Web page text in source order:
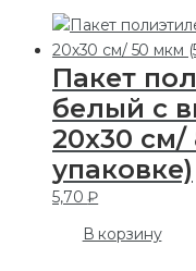
Пакет
белый с
20х30 см/
упаковке)
5,70₽
В корзину